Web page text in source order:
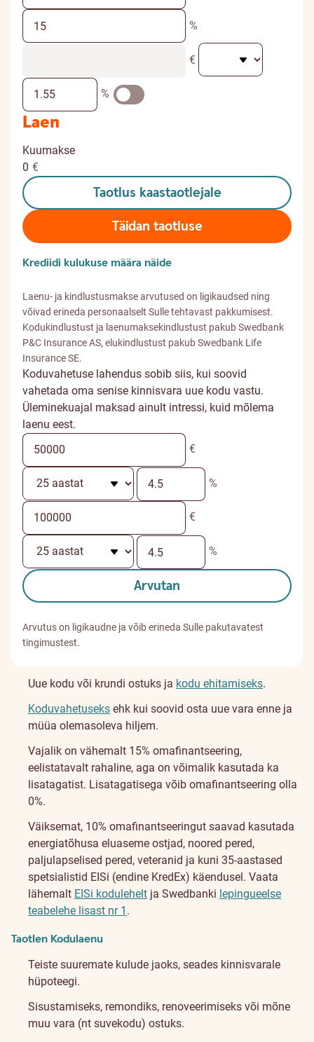
%
€
%
Laen
Kuumakse
0 €
Taotlus kaastaotlejale
Täidan taotluse
Krediidi kulukuse määra näide
Laenu- ja kindlustusmakse arvutused on ligikaudsed ning
võivad erineda personaalselt Sulle tehtavast pakkumisest.
Kodukindlustust ja laenumaksekindlustust pakub Swedbank
P&C Insurance AS, elukindlustust pakub Swedbank Life
Insurance SE.
Koduvahetuse lahendus sobib siis, kui soovid
vahetada oma senise kinnisvara uue kodu vastu.
Üleminekuajal maksad ainult intressi, kuid mõlema
laenu eest.
€
%
€
%
Arvutan
Arvutus on ligikaudne ja võib erineda Sulle pakutavatest
tingimustest.
Uue kodu või krundi ostuks ja kodu ehitamiseks.
Koduvahetuseks ehk kui soovid osta uue vara enne ja
müüa olemasoleva hiljem.
Vajalik on vähemalt 15% omafinantseering,
eelistatavalt rahaline, aga on võimalik kasutada ka
lisatagatist. Lisatagatisega võib omafinantseering olla
0%.
Väiksemat, 10% omafinantseeringut saavad kasutada
energiatõhusa eluaseme ostjad, noored pered,
paljulapselised pered, veteranid ja kuni 35-aastased
spetsialistid EISi (endine KredEx) käendusel. Vaata
lähemalt EISi kodulehelt ja Swedbanki lepingueelse
teabelehe lisast nr 1 .
Taotlen Kodulaenu
Teiste suuremate kulude jaoks, seades kinnisvarale
hüpoteegi.
Sisustamiseks, remondiks, renoveerimiseks või mõne
muu vara (nt suvekodu) ostuks.